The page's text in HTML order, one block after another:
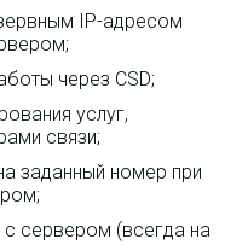
IP-адресом
через CSD;
услуг,
связи;
заданный номер при
сервером (всегда на